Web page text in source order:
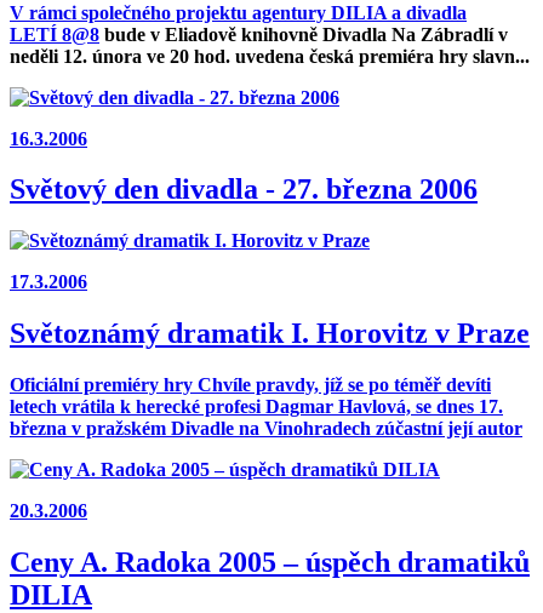
V rámci společného projektu agentury DILIA a divadla
LETÍ 8@8 bude v Eliadově knihovně Divadla Na Zábradlí v
neděli 12. února ve 20 hod. uvedena česká premiéra hry slavn...
16.3.2006
Světový den divadla - 27. března 2006
17.3.2006
Světoznámý dramatik I. Horovitz v Praze
Oficiální premiéry hry Chvíle pravdy, jíž se po téměř devíti
letech vrátila k herecké profesi Dagmar Havlová, se dnes 17.
března v pražském Divadle na Vinohradech zúčastní její autor
20.3.2006
Ceny A. Radoka 2005 – úspěch dramatiků
DILIA